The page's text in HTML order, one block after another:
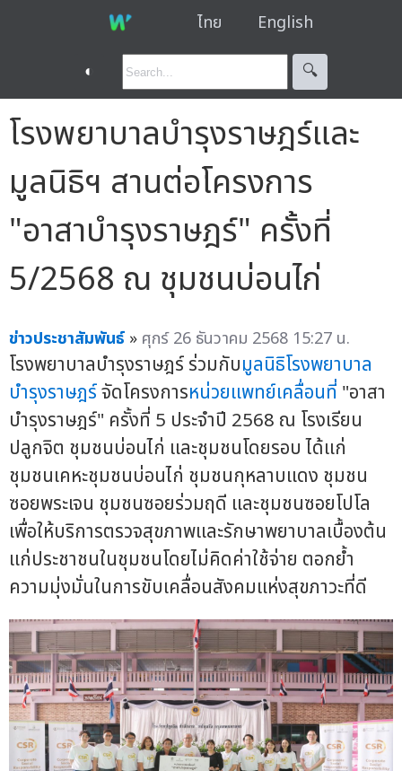
ไทย English
◐ 🔍︎
โรงพยาบาลบำรุงราษฎร์และ
มูลนิธิฯ สานต่อโครงการ
"อาสาบำรุงราษฎร์" ครั้งที่
5/2568 ณ ชุมชนบ่อนไก่
ข่าวประชาสัมพันธ์ » ศุกร์ 26 ธันวาคม 2568 15:27 น.
โรงพยาบาลบำรุงราษฎร์ ร่วมกับมูลนิธิโรงพยาบาล
บำรุงราษฎร์จัดโครงการหน่วยแพทย์เคลื่อนที่ "อาสา
บำรุงราษฎร์" ครั้งที่ 5 ประจำปี 2568 ณ โรงเรียน
ปลูกจิต ชุมชนบ่อนไก่ และชุมชนโดยรอบ ได้แก่
ชุมชนเคหะชุมชนบ่อนไก่ ชุมชนกุหลาบแดง ชุมชน
ซอยพระเจน ชุมชนซอยร่วมฤดี และชุมชนซอยโปโล
เพื่อให้บริการตรวจสุขภาพและรักษาพยาบาลเบื้องต้น
แก่ประชาชนในชุมชนโดยไม่คิดค่าใช้จ่าย ตอกย้ำ
ความมุ่งมั่นในการขับเคลื่อนสังคมแห่งสุขภาวะที่ดี